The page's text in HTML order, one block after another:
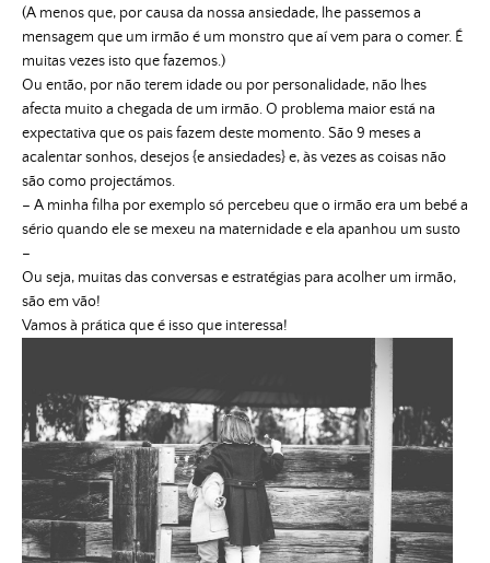
(A menos que, por causa da nossa ansiedade, lhe passemos a
mensagem que um irmão é um monstro que aí vem para o comer. É
muitas vezes isto que fazemos.)
Ou então, por não terem idade ou por personalidade, não lhes
afecta muito a chegada de um irmão. O problema maior está na
expectativa que os pais fazem deste momento. São 9 meses a
acalentar sonhos, desejos {e ansiedades} e, às vezes as coisas não
são como projectámos.
– A minha filha por exemplo só percebeu que o irmão era um bebé a
sério quando ele se mexeu na maternidade e ela apanhou um susto
–
Ou seja, muitas das conversas e estratégias para acolher um irmão,
são em vão!
Vamos à prática que é isso que interessa!